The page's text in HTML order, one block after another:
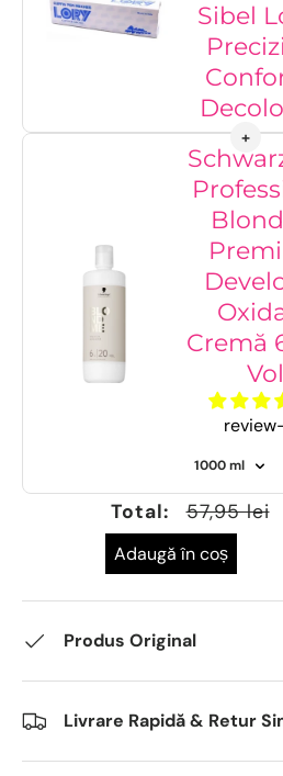
Sibel
Cremă
Vol
Total: 57,95 lei
Adaugă în coș
Produs Original
Livrare Rapidă & Retur